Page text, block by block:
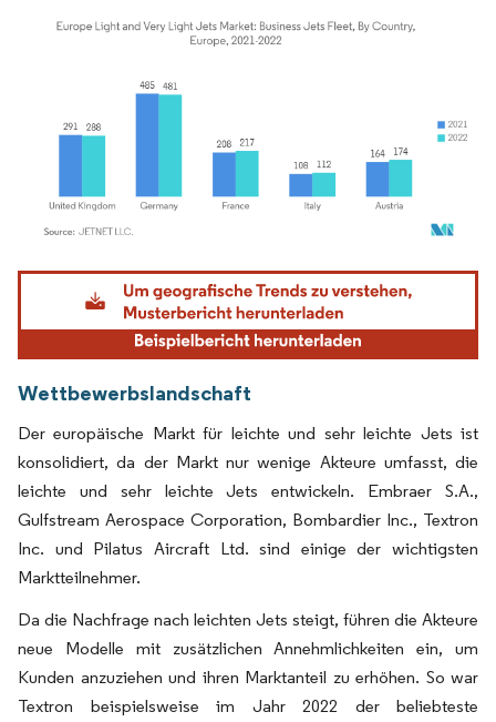
Bild © Mordor Intelligence. Wiederverwendung erfordert Namensnennung gemäß
Wettbewerbslandschaft
Der europäische Markt für leichte und sehr leichte Jets ist
konsolidiert, da der Markt nur wenige Akteure umfasst, die
leichte und sehr leichte Jets entwickeln. Embraer S.A.,
Gulfstream Aerospace Corporation, Bombardier Inc., Textron
Inc. und Pilatus Aircraft Ltd. sind einige der wichtigsten
Marktteilnehmer.
Da die Nachfrage nach leichten Jets steigt, führen die Akteure
neue Modelle mit zusätzlichen Annehmlichkeiten ein, um
Kunden anzuziehen und ihren Marktanteil zu erhöhen. So war
Textron beispielsweise im Jahr 2022 der beliebteste